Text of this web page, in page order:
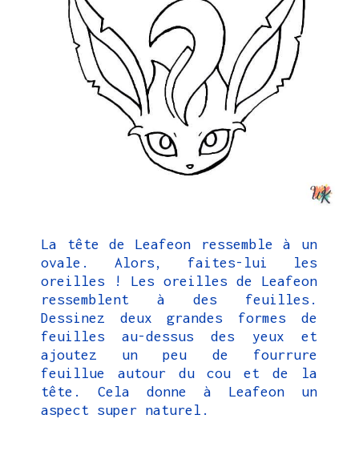
La tête de Leafeon ressemble à un
ovale. Alors, faites-lui les
oreilles ! Les oreilles de Leafeon
ressemblent à des feuilles.
Dessinez deux grandes formes de
feuilles au-dessus des yeux et
ajoutez un peu de fourrure
feuillue autour du cou et de la
tête. Cela donne à Leafeon un
aspect super naturel.